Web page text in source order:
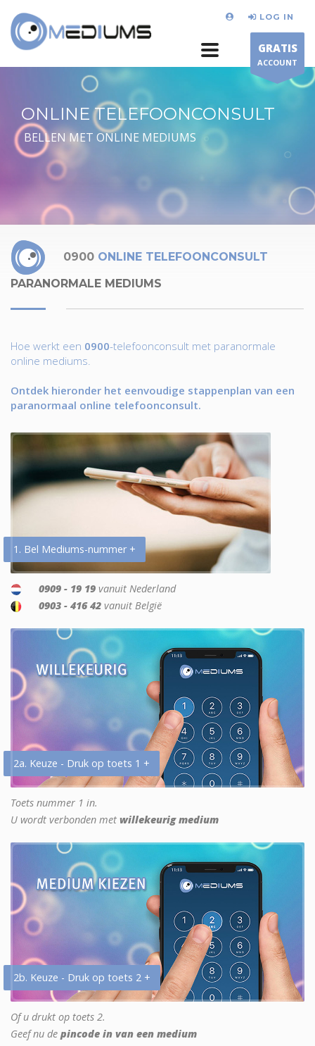
LOG IN
GRATIS
ACCOUNT
ONLINE TELEFOONCONSULT
BELLEN MET ONLINE MEDIUMS
0900 ONLINE TELEFOONCONSULT
PARANORMALE MEDIUMS
Hoe werkt een 0900-telefoonconsult met paranormale
online mediums.
Ontdek hieronder het eenvoudige stappenplan van een
paranormaal online telefoonconsult.
1. Bel Mediums-nummer +
0909 - 19 19 vanuit Nederland
0903 - 416 42 vanuit België
2a. Keuze - Druk op toets 1 +
Toets nummer 1 in.
U wordt verbonden met willekeurig medium
2b. Keuze - Druk op toets 2 +
Of u drukt op toets 2.
Geef nu de pincode in van een medium